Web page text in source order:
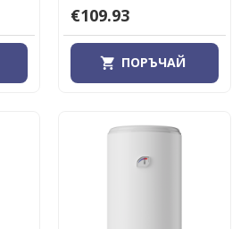
€109.93
ПОРЪЧАЙ